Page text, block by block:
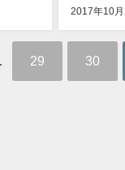
2017年10月
29 30